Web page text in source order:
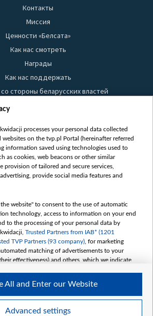
Контакты
Миссия
Ценности «Белсата»
Как нас смотреть
Награды
Как нас поддержать
стороны беларусских властей
использования материалов
Безопасность
Youtube
Белсат news
Белсат Life
Belsat English
Biełsat PL
Белсат Now
Белсат Shorts
Белсат History
Белсат Music
Белсат Doc
My consents
processes your personal data collected
on the tvp.pl Portal (hereinafter referred
information saved using technologies used to
as cookies, web beacons or other similar
provision of tailored and secure services,
provide social media features and
website" to consent to the use of automatic
technology, access to information on your end
to the processing of your personal data by
Trusted Partners from IAB* (1201
TVP Partners (93 company) , for marketing
matching of advertisements to your
effectiveness) and others, which we indicate
your data by TVP S.A. w likwidacji are as
select advertising
Advanced settings
All and Enter our Website